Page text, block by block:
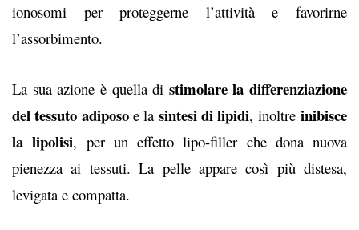
ionosomi per proteggerne l’attività e favorirne
l’assorbimento.
La sua azione è quella di stimolare la differenziazione
del tessuto adiposoe la sintesi di lipidi, inoltreinibisce
la lipolisi, per un effetto lipo-filler che dona nuova
pienezza ai tessuti. La pelle appare così più distesa,
levigata e compatta.